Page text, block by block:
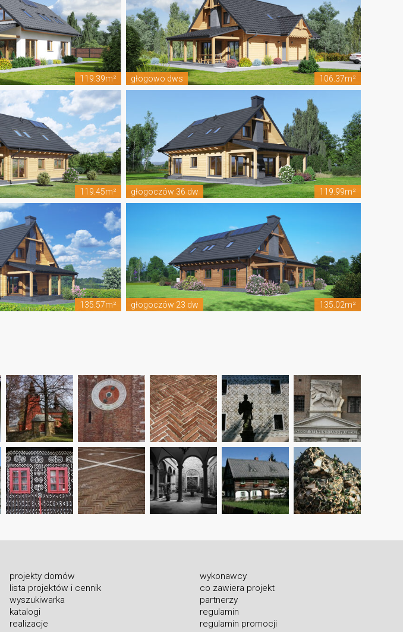
119.39m² głogowo dws 106.37m²
119.45m² głogoczów 36 dw 119.99m²
135.57m² głogoczów 23 dw 135.02m²
projekty domów
lista projektów i cennik
wyszukiwarka
katalogi
realizacje
wykonawcy
co zawiera projekt
partnerzy
regulamin
regulamin promocji